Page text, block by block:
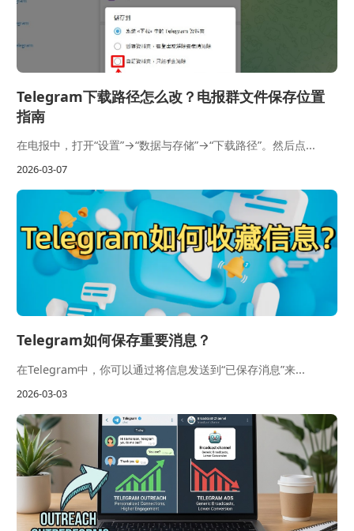
Telegram下载路径怎么改？电报群文件保存位置
指南
在电报中，打开“设置”→“数据与存储”→“下载路径”。然后点...
2026-03-07
Telegram如何保存重要消息？
在Telegram中，你可以通过将信息发送到“已保存消息”来...
2026-03-03